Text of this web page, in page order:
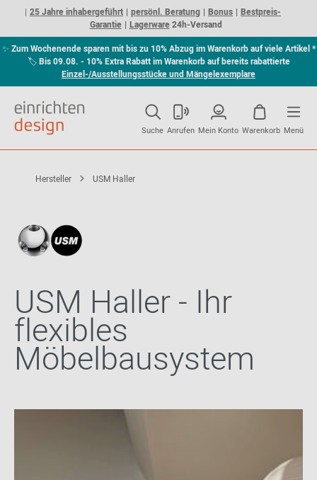
25 Jahre inhabergeführt persönl. Beratung Bonus
Bestpreis-
Garantie
Lagerware24h-Versand
✨ Zum Wochenende sparen mit bis zu 10% Abzug im Warenkorb auf viele Artikel *
🏷Bis 09.08. - 10% Extra Rabatt im Warenkorb auf bereits rabattierte
Einzel-/Ausstellungsstücke und Mängelexemplare
Suche Anrufen Mein Konto Warenkorb Menü
Hersteller USM Haller
USM Haller - Ihr
flexibles
Möbelbausystem